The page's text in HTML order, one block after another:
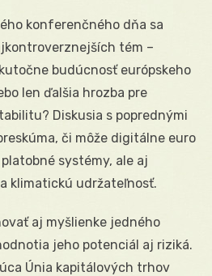
konferenčného dňa sa
tém –
budúcnosť európskeho
len ďalšia hrozba pre
Diskusia s poprednými
či môže digitálne euro
systémy, ale aj
klimatickú udržateľnosť.
aj myšlienke jedného
jeho potenciál aj riziká.
Únia kapitálových trhov